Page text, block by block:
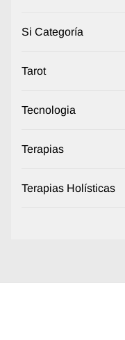
Si Categoría
Tarot
Tecnologia
Terapias
Terapias Holísticas